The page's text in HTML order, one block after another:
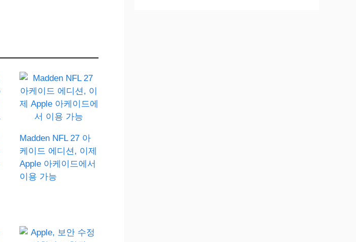
Madden NFL 27 아
케이드 에디션, 이제
Apple 아케이드에서
이용 가능